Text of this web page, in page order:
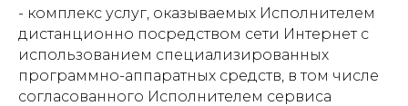
- комплекс услуг, оказываемых Исполнителем
дистанционно посредством сети Интернет с
использованием специализированных
программно-аппаратных средств, в том числе
согласованного Исполнителем сервиса